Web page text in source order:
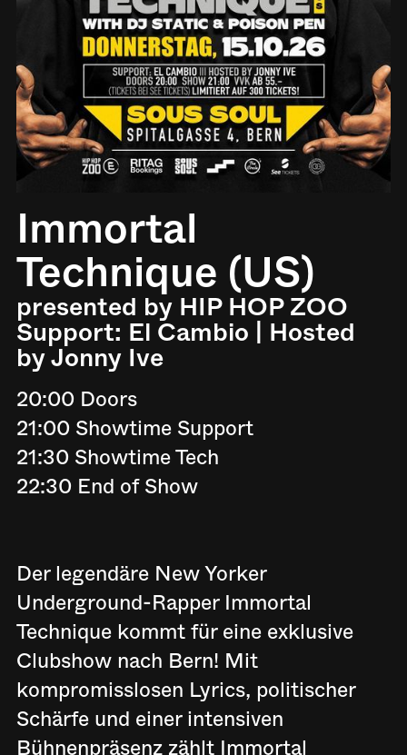
Immortal
Technique (US)
presented by HIP HOP ZOO
Support: El Cambio | Hosted
by Jonny Ive
20:00 Doors
21:00 Showtime Support
21:30 Showtime Tech
22:30 End of Show
Der legendäre New Yorker
Underground-Rapper Immortal
Technique kommt für eine exklusive
Clubshow nach Bern! Mit
kompromisslosen Lyrics, politischer
Schärfe und einer intensiven
Bühnenpräsenz zählt Immortal